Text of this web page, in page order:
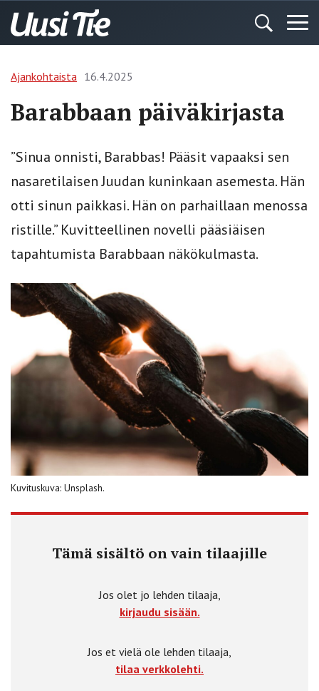
Ajankohtaista 16.4.2025
Barabbaan päiväkirjasta
”Sinua onnisti, Barabbas! Pääsit vapaaksi sen
nasaretilaisen Juudan kuninkaan asemesta. Hän
otti sinun paikkasi. Hän on parhaillaan menossa
ristille.” Kuvitteellinen novelli pääsiäisen
tapahtumista Barabbaan näkökulmasta.
Kuvituskuva: Unsplash.
Tämä sisältö on vain tilaajille
Jos olet jo lehden tilaaja,
kirjaudu sisään.
Jos et vielä ole lehden tilaaja,
tilaa verkkolehti.